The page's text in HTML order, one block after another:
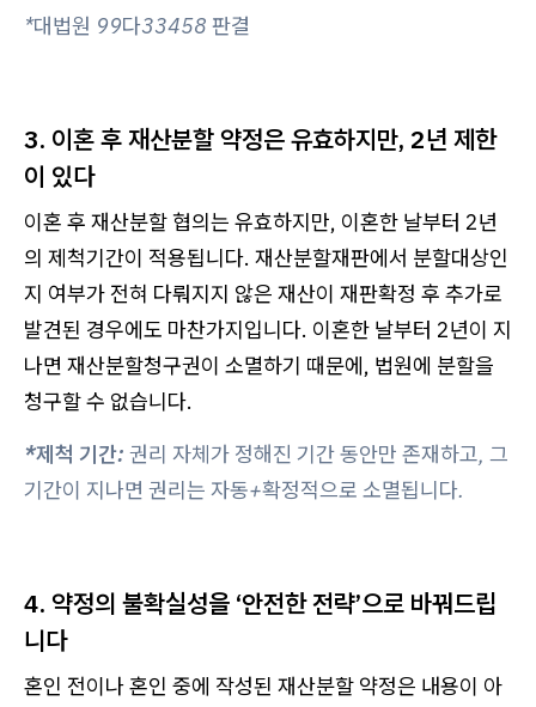
*대법원 99다33458 판결
3. 이혼 후 재산분할 약정은 유효하지만, 2년 제한
이 있다
이혼 후 재산분할 협의는 유효하지만, 이혼한 날부터 2년
의 제척기간이 적용됩니다. 재산분할재판에서 분할대상인
지 여부가 전혀 다뤄지지 않은 재산이 재판확정 후 추가로
발견된 경우에도 마찬가지입니다. 이혼한 날부터 2년이 지
나면 재산분할청구권이 소멸하기 때문에, 법원에 분할을
청구할 수 없습니다.
*제척 기간: 권리 자체가 정해진 기간 동안만 존재하고, 그
기간이 지나면 권리는 자동+확정적으로 소멸됩니다.
4. 약정의 불확실성을 ‘안전한 전략’으로 바꿔드립
니다
혼인 전이나 혼인 중에 작성된 재산분할 약정은 내용이 아